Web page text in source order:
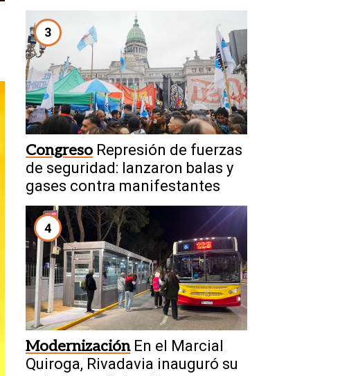
3
Congreso Represión de fuerzas
de seguridad: lanzaron balas y
gases contra manifestantes
4
Modernización En el Marcial
Quiroga, Rivadavia inauguró su